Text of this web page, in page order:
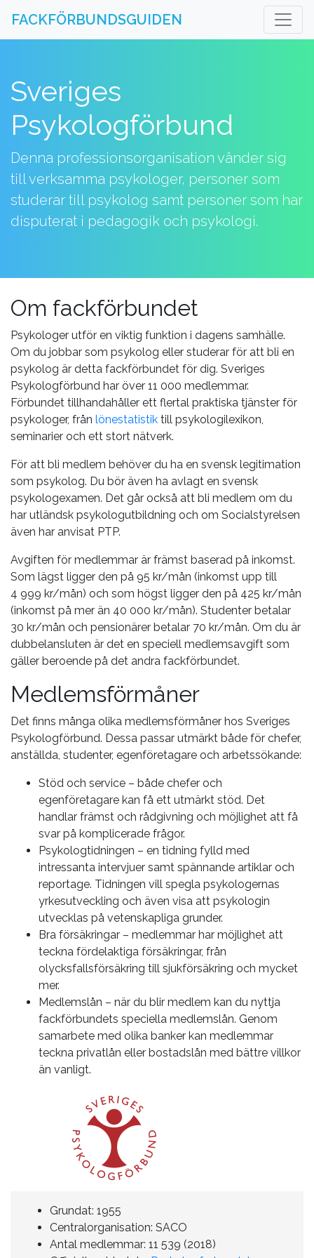
FACKFÖRBUNDSGUIDEN
Sveriges
Psykologförbund
Denna professionsorganisation vänder sig
till verksamma psykologer, personer som
studerar till psykolog samt personer som har
disputerat i pedagogik och psykologi.
Om fackförbundet
Psykologer utför en viktig funktion i dagens samhälle.
Om du jobbar som psykolog eller studerar för att bli en
psykolog är detta fackförbundet för dig. Sveriges
Psykologförbund har över 11 000 medlemmar.
Förbundet tillhandahåller ett flertal praktiska tjänster för
psykologer, från lönestatistik till psykologilexikon,
seminarier och ett stort nätverk.
För att bli medlem behöver du ha en svensk legitimation
som psykolog. Du bör även ha avlagt en svensk
psykologexamen. Det går också att bli medlem om du
har utländsk psykologutbildning och om Socialstyrelsen
även har anvisat PTP.
Avgiften för medlemmar är främst baserad på inkomst.
Som lägst ligger den på 95 kr/mån (inkomst upp till
4 999 kr/mån) och som högst ligger den på 425 kr/mån
(inkomst på mer än 40 000 kr/mån). Studenter betalar
30 kr/mån och pensionärer betalar 70 kr/mån. Om du är
dubbelansluten är det en speciell medlemsavgift som
gäller beroende på det andra fackförbundet.
Medlemsförmåner
Det finns många olika medlemsförmåner hos Sveriges
Psykologförbund. Dessa passar utmärkt både för chefer,
anställda, studenter, egenföretagare och arbetssökande:
Stöd och service – både chefer och
egenföretagare kan få ett utmärkt stöd. Det
handlar främst och rådgivning och möjlighet att få
svar på komplicerade frågor.
Psykologtidningen – en tidning fylld med
intressanta intervjuer samt spännande artiklar och
reportage. Tidningen vill spegla psykologernas
yrkesutveckling och även visa att psykologin
utvecklas på vetenskapliga grunder.
Bra försäkringar – medlemmar har möjlighet att
teckna fördelaktiga försäkringar, från
olycksfallsförsäkring till sjukförsäkring och mycket
mer.
Medlemslån – när du blir medlem kan du nyttja
fackförbundets speciella medlemslån. Genom
samarbete med olika banker kan medlemmar
teckna privatlån eller bostadslån med bättre villkor
än vanligt.
Grundat: 1955
Centralorganisation: SACO
Antal medlemmar: 11 539 (2018)